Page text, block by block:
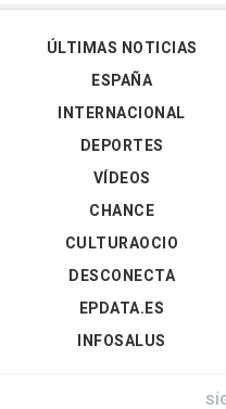
ÚLTIMAS NOTICIAS
ESPAÑA
INTERNACIONAL
DEPORTES
VÍDEOS
CHANCE
CULTURAOCIO
DESCONECTA
EPDATA.ES
INFOSALUS